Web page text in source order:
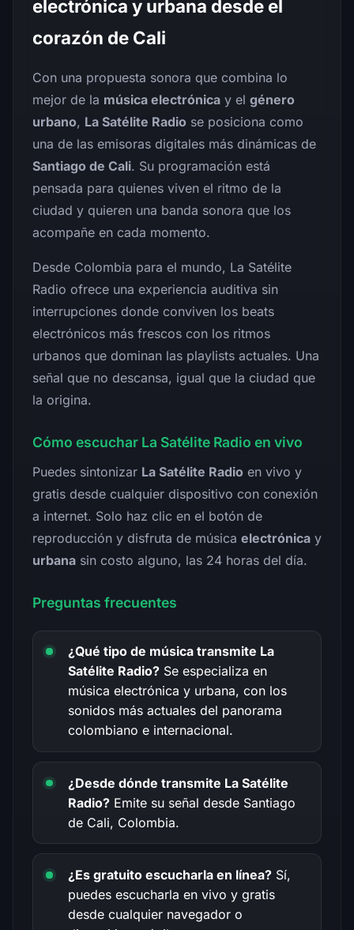
electrónica y urbana desde el
corazón de Cali
Con una propuesta sonora que combina lo
mejor de la música electrónica y el género
urbano, La Satélite Radio se posiciona como
una de las emisoras digitales más dinámicas de
Santiago de Cali. Su programación está
pensada para quienes viven el ritmo de la
ciudad y quieren una banda sonora que los
acompañe en cada momento.
Desde Colombia para el mundo, La Satélite
Radio ofrece una experiencia auditiva sin
interrupciones donde conviven los beats
electrónicos más frescos con los ritmos
urbanos que dominan las playlists actuales. Una
señal que no descansa, igual que la ciudad que
la origina.
Cómo escuchar La Satélite Radio en vivo
Puedes sintonizar La Satélite Radio en vivo y
gratis desde cualquier dispositivo con conexión
a internet. Solo haz clic en el botón de
reproducción y disfruta de música electrónica y
urbana sin costo alguno, las 24 horas del día.
Preguntas frecuentes
¿Qué tipo de música transmite La
Satélite Radio? Se especializa en
música electrónica y urbana, con los
sonidos más actuales del panorama
colombiano e internacional.
¿Desde dónde transmite La Satélite
Radio? Emite su señal desde Santiago
de Cali, Colombia.
¿Es gratuito escucharla en línea? Sí,
puedes escucharla en vivo y gratis
desde cualquier navegador o